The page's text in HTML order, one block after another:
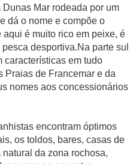
Mar rodeada por um
dá o nome e compõe o
aqui é muito rico em peixe, é
desportiva.Na parte sul
características em tudo
Praias de Francemar e da
nomes aos concessionários
encontram óptimos
os toldos, bares, casas de
da zona rochosa,